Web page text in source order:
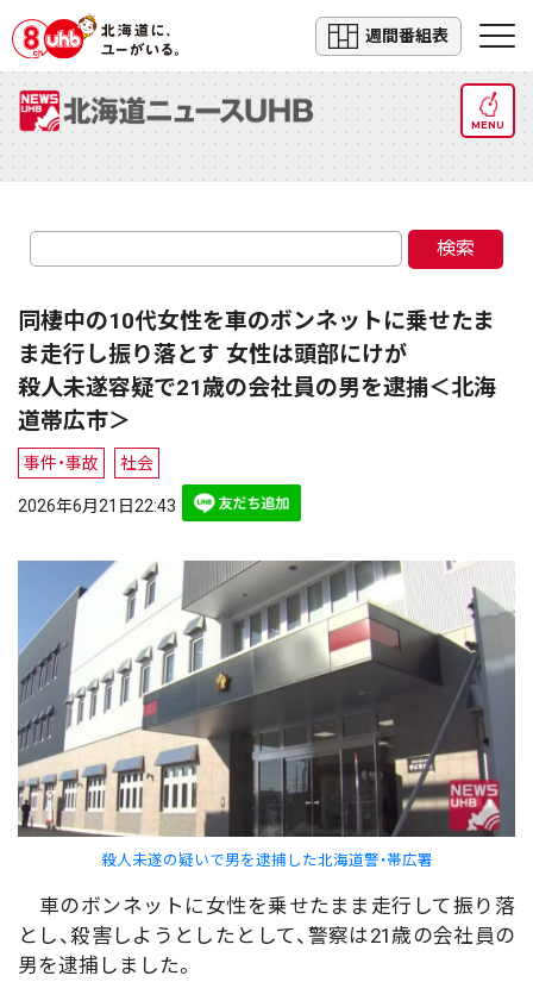
週間番組表
MENU
検索
同棲中の10代女性を車のボンネットに乗せたま
ま走行し振り落とす 女性は頭部にけが
殺人未遂容疑で21歳の会社員の男を逮捕＜北海
道帯広市＞
事件・事故 社会
2026年6月21日22:43
殺人未遂の疑いで男を逮捕した北海道警・帯広署
車のボンネットに女性を乗せたまま走行して振り落
とし、殺害しようとしたとして、警察は21歳の会社員の
男を逮捕しました。